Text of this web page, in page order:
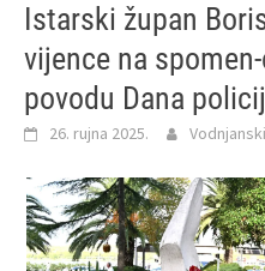
Istarski župan
vijence na
povodu Dana
26. rujna 2025.